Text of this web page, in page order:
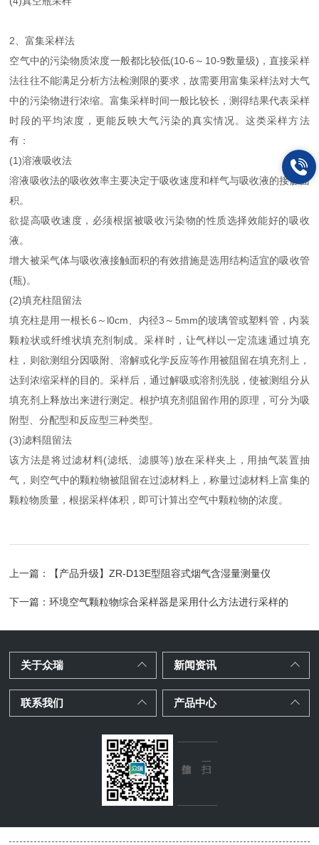
2、富集采样法
空气中的污染物质浓度一般都比较低(10-6～10-9数量级)，直接采样
法往往不能满足分析方法检测限的要求，故需要用富集采样法对大气
中的污染物进行浓缩。富集采样时间一般比较长，测得结果代表采样
时段的平均浓度，更能反映大气污染的真实情况。这类采样方法
有：
(1)溶液吸收法
溶液吸收法的吸收效率主要决定于吸收速度和样气与吸收液的接触面
积。
欲提高吸收速度，必须根据被吸收污染物的性质选择效能好的吸收
液。
增大被采气体与吸收液接触面积的有效措施是选用结构适宜的吸收管
(瓶)。
(2)填充柱阻留法
填充柱是用一根长6～l0cm、内径3～5mm的玻璃管或塑料管，内装
颗粒状或纤维状填充剂制成。采样时，让气样以一定流速通过填充
柱，则欲测组分因吸附、溶解或化学反应等作用被阻留在填充剂上，
达到浓缩采样的目的。采样后，通过解吸或溶剂洗脱，使被测组分从
填充剂上释放出来进行测定。根护填充剂阻留作用的原理，可分为吸
附型、分配型和反应型三种类型。
(3)滤料阻留法
该方法是将过滤材料(滤纸、滤膜等)放在采样夹上，用抽气装置抽
气，则空气中的颗粒物被阻留在过滤材料上，称量过滤材料上富集的
颗粒物质量，根据采样体积，即可计算出空气中颗粒物的浓度。
上一篇： 【产品升级】ZR-D13E型阻容式烟气含湿量测量仪
下一篇：环境空气颗粒物综合采样器是采用什么方法进行采样的
关于众瑞 新闻资讯
联系我们 产品中心